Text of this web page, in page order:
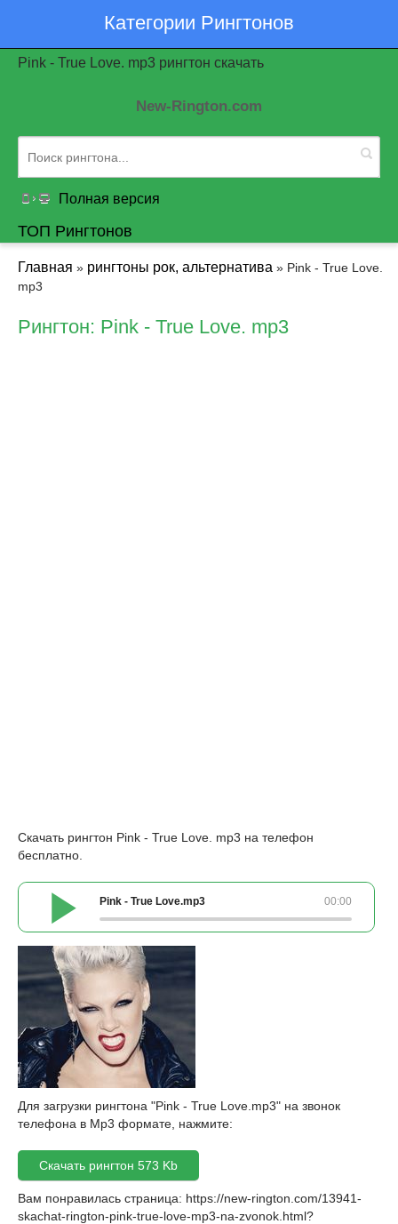
Категории Рингтонов
Pink - True Love. mp3 рингтон скачать
New-Rington.com
Полная версия
ТОП Рингтонов
Главная » рингтоны рок, альтернатива » Pink - True Love.
mp3
Рингтон: Pink - True Love. mp3
Скачать рингтон Pink - True Love. mp3 на телефон
бесплатно.
00:00
Pink - True Love.mp3
Для загрузки рингтона "Pink - True Love.mp3" на звонок
телефона в Mp3 формате, нажмите:
Скачать рингтон 573 Kb
Вам понравилась страница: https://new-rington.com/13941-
skachat-rington-pink-true-love-mp3-na-zvonok.html?